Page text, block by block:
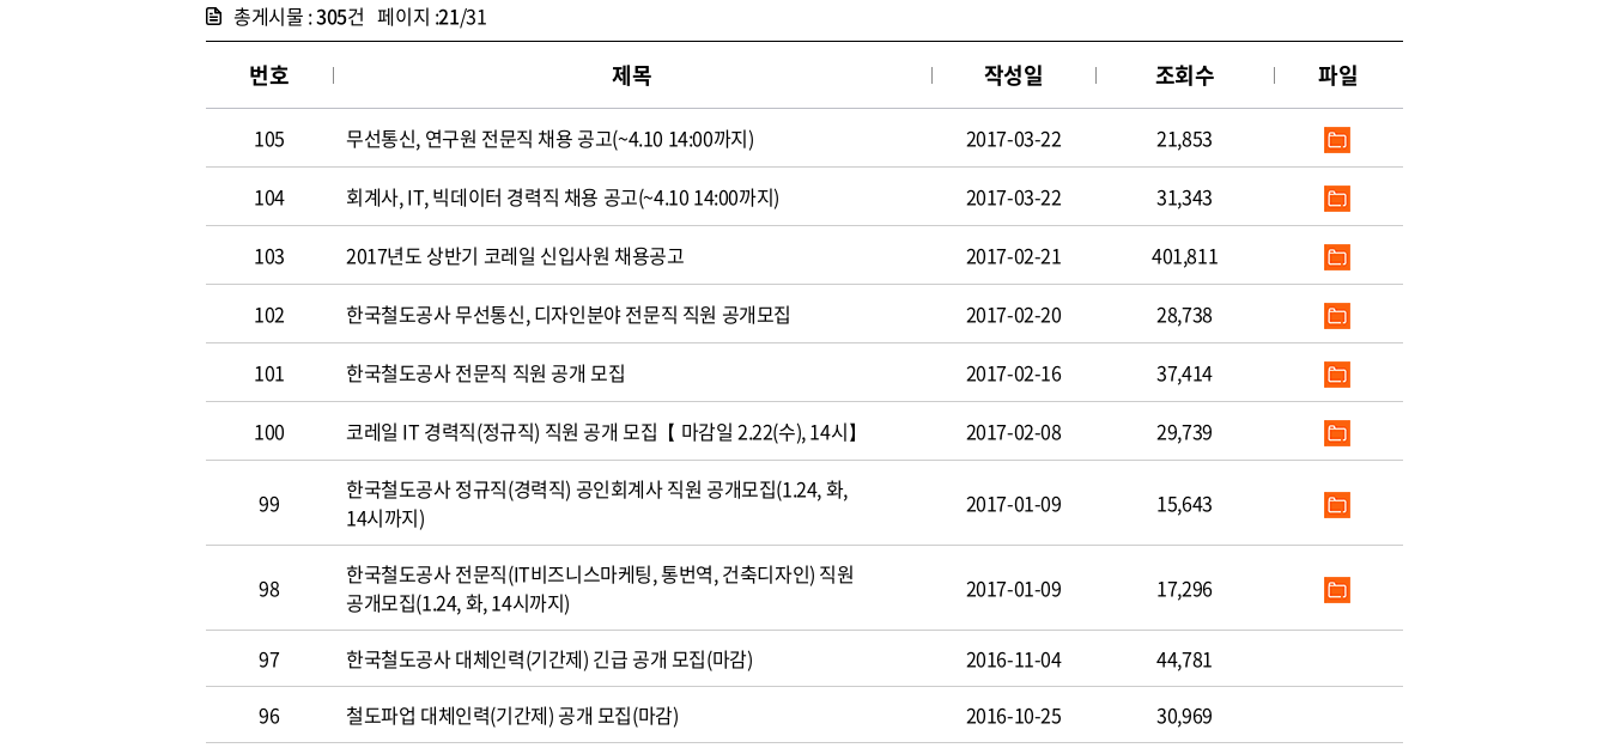
총게시물 :305건 페이지 :21/31
번호 제목 작성일 조회수 파일
105 무선통신, 연구원 전문직 채용 공고(~4.10 14:00까지) 2017-03-22 21,853
104 회계사, IT, 빅데이터 경력직 채용 공고(~4.10 14:00까지) 2017-03-22 31,343
103 2017년도 상반기 코레일 신입사원 채용공고 2017-02-21 401,811
102 한국철도공사 무선통신, 디자인분야 전문직 직원 공개모집 2017-02-20 28,738
101 한국철도공사 전문직 직원 공개 모집 2017-02-16 37,414
100 코레일 IT 경력직(정규직) 직원 공개 모집【 마감일 2.22(수), 14시】 2017-02-08 29,739
99
한국철도공사 정규직(경력직) 공인회계사 직원 공개모집(1.24, 화,
14시까지)
2017-01-09 15,643
98
한국철도공사 전문직(IT비즈니스마케팅, 통번역, 건축디자인) 직원
공개모집(1.24, 화, 14시까지)
2017-01-09 17,296
97 한국철도공사 대체인력(기간제) 긴급 공개 모집(마감) 2016-11-04
44,781
96
철도파업 대체인력(기간제) 공개 모집(마감) 2016-10-25 30,969